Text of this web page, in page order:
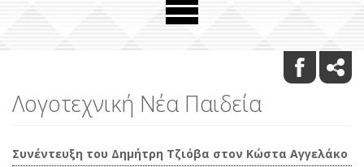
Λογοτεχνική Νέα Παιδεία
Συνέντευξη του Δημήτρη Τζιόβα στον Κώστα Αγγελάκο